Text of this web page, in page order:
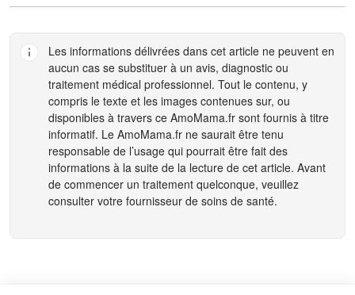
Les informations délivrées dans cet article ne peuvent en
aucun cas se substituer à un avis, diagnostic ou
traitement médical professionnel. Tout le contenu, y
compris le texte et les images contenues sur, ou
disponibles à travers ce AmoMama.fr sont fournis à titre
informatif. Le AmoMama.fr ne saurait être tenu
responsable de l’usage qui pourrait être fait des
informations à la suite de la lecture de cet article. Avant
de commencer un traitement quelconque, veuillez
consulter votre fournisseur de soins de santé.